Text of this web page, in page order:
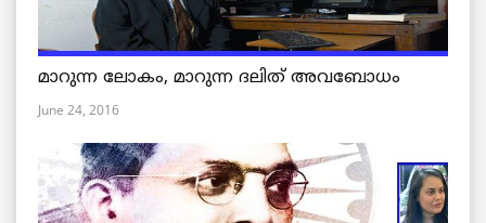
മാറുന്ന ലോകം, മാറുന്ന ദലിത് അവബോധം
June 24, 2016